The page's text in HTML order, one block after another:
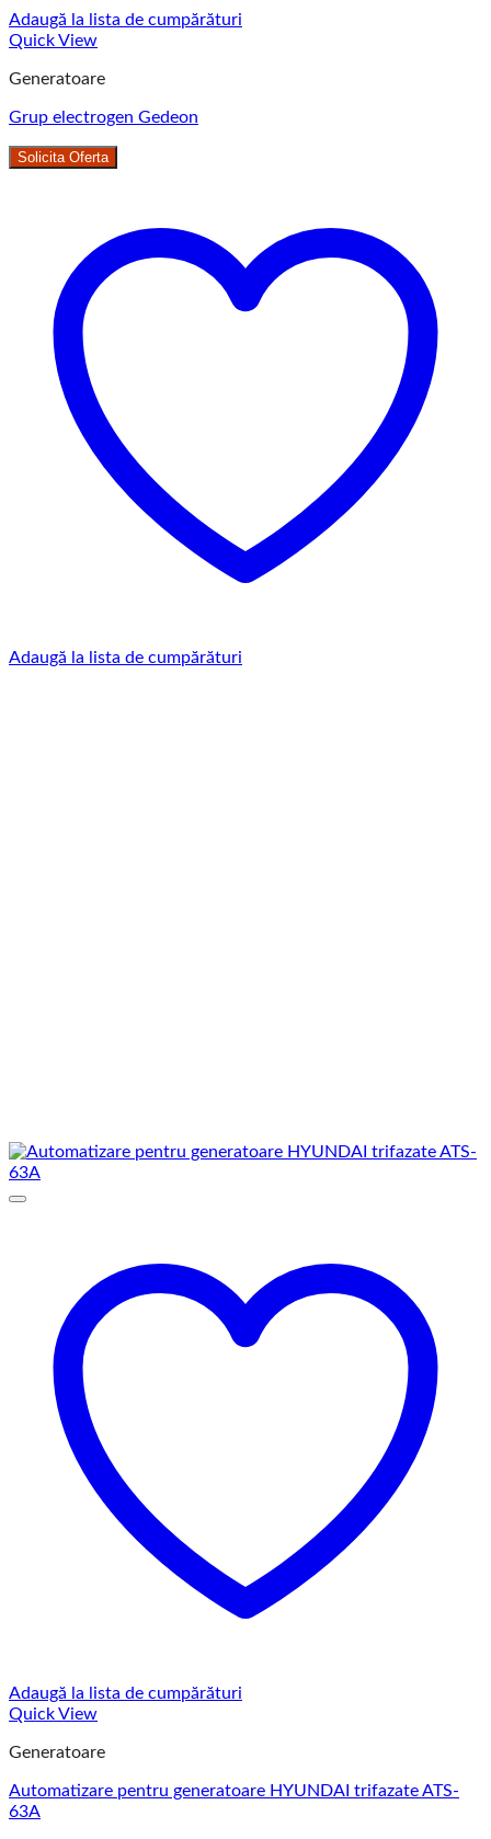
Adaugă la lista de cumpărături
Quick View
Generatoare
Grup electrogen Gedeon
Solicita Oferta
Adaugă la lista de cumpărături
Adaugă la lista de cumpărături
Quick View
Generatoare
Automatizare pentru generatoare HYUNDAI trifazate ATS-
63A